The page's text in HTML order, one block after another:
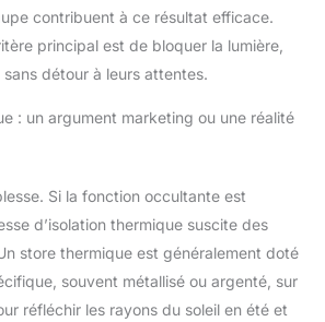
bien au mur qu'au
facilement. Dans le
colis, vous trouverez
besoin pour pouvoir
vis, instructions de
montage (français non
incluons toujours un
dispositif de sécurité
enfant. ⭐ Nettoyage
contribuent à ce résultat efficace.
principal est de bloquer la lumière,
détour à leurs attentes.
: un argument marketing ou une réalité
Si la fonction occultante est
d’isolation thermique suscite des
store thermique est généralement doté
souvent métallisé ou argenté, sur
réfléchir les rayons du soleil en été et